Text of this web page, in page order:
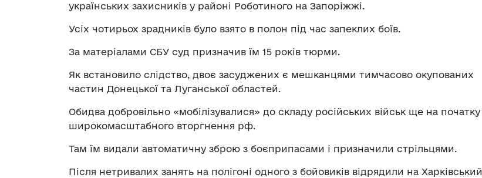
українських захисників у районі Роботиного на Запоріжжі.
Усіх чотирьох зрадників було взято в полон під час запеклих боїв.
За матеріалами СБУ суд призначив їм 15 років тюрми.
Як встановило слідство, двоє засуджених є мешканцями тимчасово окупованих
частин Донецької та Луганської областей.
Обидва добровільно «мобілізувалися» до складу російських військ ще на початку
широкомасштабного вторгнення рф.
Там їм видали автоматичну зброю з боєприпасами і призначили стрільцями.
Після нетривалих занять на полігоні одного з бойовиків відрядили на Харківський